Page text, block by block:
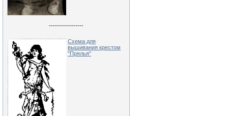
-----------------
Схема для
вышивания крестом
"Прялья"